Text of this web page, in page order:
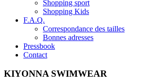
Shopping sport
Shopping Kids
F.A.Q.
Correspondance des tailles
Bonnes adresses
Pressbook
Contact
KIYONNA SWIMWEAR